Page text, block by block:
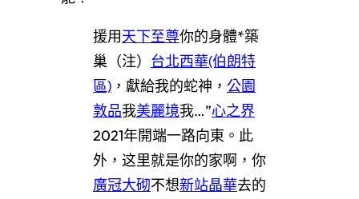
援用天下至尊你的身體*築
巢（注） 台北西華(伯朗特
區) ，獻給我的蛇神， 公園
敦品我美麗境我…”心之界
2021年開端一路向東。此
外，这里就是你的家啊，你
廣冠大砌不想新站晶華去的